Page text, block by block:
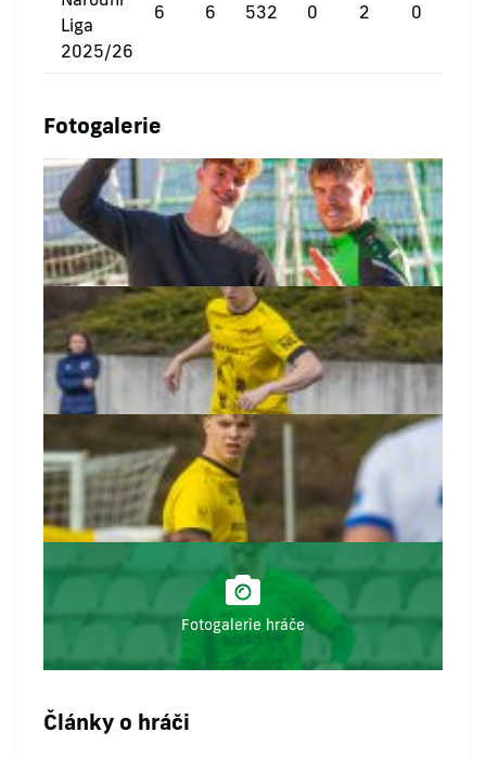
Liga
2025/26
6 6 532 0 2 0
Fotogalerie
Fotogalerie hráče
Články o hráči